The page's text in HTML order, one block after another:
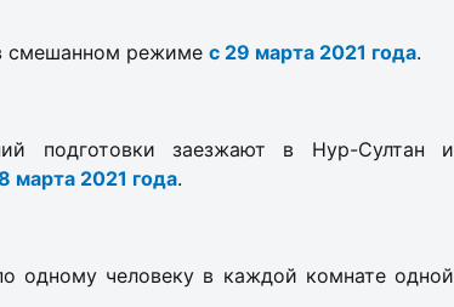
смешанном режиме с 29 марта 2021 года.
подготовки заезжают в Нур-Султан и
марта 2021 года.
одному человеку в каждой комнате одной